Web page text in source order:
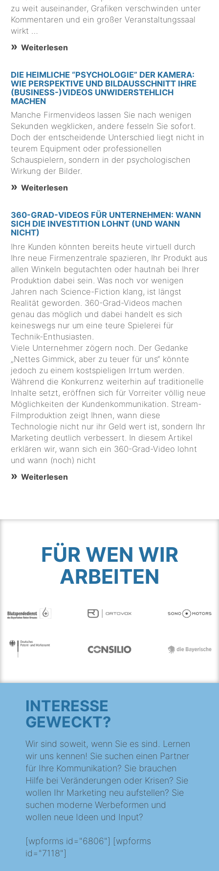
zu weit auseinander, Grafiken verschwinden unter
Kommentaren und ein großer Veranstaltungssaal
wirkt …
Weiterlesen
DIE HEIMLICHE “PSYCHOLOGIE” DER KAMERA:
WIE PERSPEKTIVE UND BILDAUSSCHNITT IHRE
(BUSINESS-)VIDEOS UNWIDERSTEHLICH
MACHEN
Manche Firmenvideos lassen Sie nach wenigen
Sekunden wegklicken, andere fesseln Sie sofort.
Doch der entscheidende Unterschied liegt nicht in
teurem Equipment oder professionellen
Schauspielern, sondern in der psychologischen
Wirkung der Bilder.
Weiterlesen
360-GRAD-VIDEOS FÜR UNTERNEHMEN: WANN
SICH DIE INVESTITION LOHNT (UND WANN
NICHT)
Ihre Kunden könnten bereits heute virtuell durch
Ihre neue Firmenzentrale spazieren, Ihr Produkt aus
allen Winkeln begutachten oder hautnah bei Ihrer
Produktion dabei sein. Was noch vor wenigen
Jahren nach Science-Fiction klang, ist längst
Realität geworden. 360-Grad-Videos machen
genau das möglich und dabei handelt es sich
keineswegs nur um eine teure Spielerei für
Technik-Enthusiasten.
Viele Unternehmer zögern noch. Der Gedanke
„Nettes Gimmick, aber zu teuer für uns“ könnte
jedoch zu einem kostspieligen Irrtum werden.
Während die Konkurrenz weiterhin auf traditionelle
Inhalte setzt, eröffnen sich für Vorreiter völlig neue
Möglichkeiten der Kundenkommunikation. Stream-
Filmproduktion zeigt Ihnen, wann diese
Technologie nicht nur ihr Geld wert ist, sondern Ihr
Marketing deutlich verbessert. In diesem Artikel
erklären wir, wann sich ein 360-Grad-Video lohnt
und wann (noch) nicht
Weiterlesen
FÜR WEN WIR
ARBEITEN
INTERESSE
GEWECKT?
Wir sind soweit, wenn Sie es sind. Lernen
wir uns kennen! Sie suchen einen Partner
für Ihre Kommunikation? Sie brauchen
Hilfe bei Veränderungen oder Krisen? Sie
wollen Ihr Marketing neu aufstellen? Sie
suchen moderne Werbeformen und
wollen neue Ideen und Input?
[wpforms id="6806"] [wpforms
id="7118"]